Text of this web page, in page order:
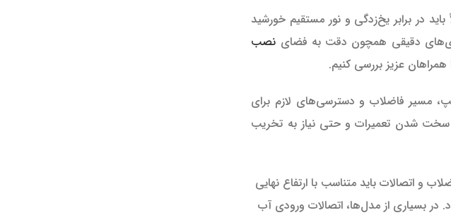
در برابر یخ‌زدگی و نور مستقیم خورشید
دقیقی همچون دقت به فضای نصب
عزیز بررسی کنیم.
مسیر فاضلاب و دسترسی‌های لازم برای
سخت شدن تعمیرات و حتی نیاز به تخریب
و اتصالات باید متناسب با ارتفاع نهایی
بسیاری از مدل‌ها، اتصالات ورودی آب